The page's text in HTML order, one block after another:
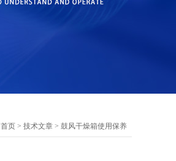
首页 > 技术文章 > 鼓风干燥箱使用保养